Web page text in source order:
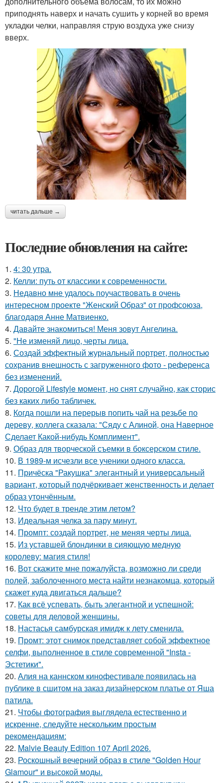
приподнять наверх и начать сушить у корней во время
укладки челки, направляя струю воздуха уже снизу
вверх.
читать дальше →
Последние обновления на сайте:
1. 4: 30 утра.
2. Келли: путь от классики к современности.
3. Недавно мне удалось поучаствовать в очень
интересном проекте "Женский Образ" от профсоюза,
благодаря Анне Матвиенко.
4. Давайте знакомиться! Меня зовут Ангелина.
5. "Не изменяй лицо, черты лица.
6. Создай эффектный журнальный портрет, полностью
сохранив внешность с загруженного фото - референса
без изменений.
7. Дорогой Lifestyle момент, но снят случайно, как сторис
без каких либо табличек.
8. Когда пошли на перерыв попить чай на резьбе по
дереву, коллега сказала: "Сяду с Алиной, она Наверное
Сделает Какой-нибудь Комплимент".
9. Образ для творческой съемки в боксерском стиле.
10. В 1989-м исчезли все ученики одного класса.
11. Причёска "Ракушка" элегантный и универсальный
вариант, который подчёркивает женственность и делает
образ утончённым.
12. Что будет в тренде этим летом?
13. Идеальная челка за пару минут.
14. Промпт: создай портрет, не меняя черты лица.
15. Из уставшей блондинки в сияющую медную
королеву: магия стиля!
16. Вот скажите мне пожалуйста, возможно ли среди
полей, заболоченного места найти незнакомца, который
скажет куда двигаться дальше?
17. Как всё успевать, быть элегантной и успешной:
советы для деловой женщины.
18. Настасья самбурская имидж к лету сменила.
19. Промт: этот снимок представляет собой эффектное
селфи, выполненное в стиле современной "Insta -
Эстетики".
20. Алия на каннском кинофестивале появилась на
публике в сшитом на заказ дизайнерском платье от Яша
патила.
21. Чтобы фотография выглядела естественно и
искренне, следуйте нескольким простым
рекомендациям:
22. Malvie Beauty Edition 107 April 2026.
23. Роскошный вечерний образ в стиле "Golden Hour
Glamour" и высокой моды.